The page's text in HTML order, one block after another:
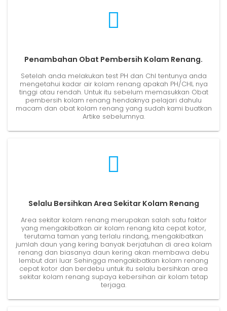
Penambahan Obat Pembersih Kolam Renang.
Setelah anda melakukan test PH dan Chl tentunya anda
mengetahui kadar air kolam renang apakah PH/CHL nya
tinggi atau rendah. Untuk itu sebelum memasukkan Obat
pembersih kolam renang hendaknya pelajari dahulu
macam dan obat kolam renang yang sudah kami buatkan
Artike sebelumnya.
Selalu Bersihkan Area Sekitar Kolam Renang
Area sekitar kolam renang merupakan salah satu faktor
yang mengakibatkan air kolam renang kita cepat kotor,
terutama taman yang terlalu rindang, mengakibatkan
jumlah daun yang kering banyak berjatuhan di area kolam
renang dan biasanya daun kering akan membawa debu
lembut dari luar Sehingga mengakibatkan kolam renang
cepat kotor dan berdebu untuk itu selalu bersihkan area
sekitar kolam renang supaya kebersihan air kolam tetap
terjaga.